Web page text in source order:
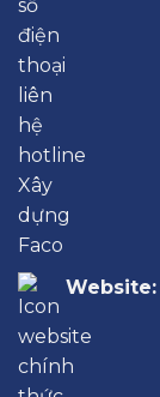
Website: